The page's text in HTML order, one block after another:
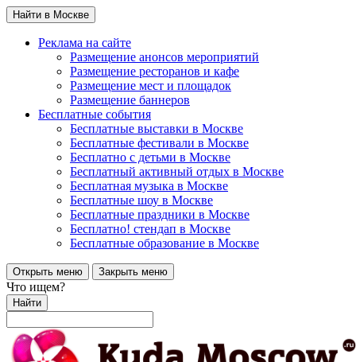
Найти в Москве
Реклама на сайте
Размещение анонсов мероприятий
Размещение ресторанов и кафе
Размещение мест и площадок
Размещение баннеров
Бесплатные события
Бесплатные выставки в Москве
Бесплатные фестивали в Москве
Бесплатно с детьми в Москве
Бесплатный активный отдых в Москве
Бесплатная музыка в Москве
Бесплатные шоу в Москве
Бесплатные праздники в Москве
Бесплатно! стендап в Москве
Бесплатные образование в Москве
Открыть меню Закрыть меню
Что ищем?
Найти